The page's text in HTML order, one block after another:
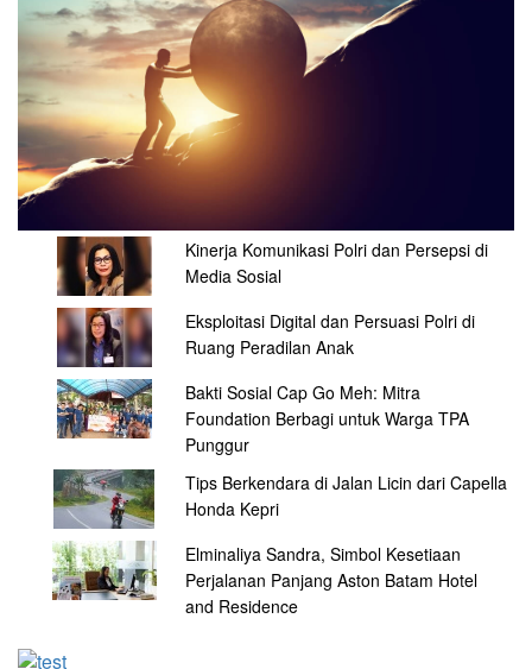
Kinerja Komunikasi Polri dan Persepsi di
Media Sosial
Eksploitasi Digital dan Persuasi Polri di
Ruang Peradilan Anak
Bakti Sosial Cap Go Meh: Mitra
Foundation Berbagi untuk Warga TPA
Punggur
Tips Berkendara di Jalan Licin dari Capella
Honda Kepri
Elminaliya Sandra, Simbol Kesetiaan
Perjalanan Panjang Aston Batam Hotel
and Residence